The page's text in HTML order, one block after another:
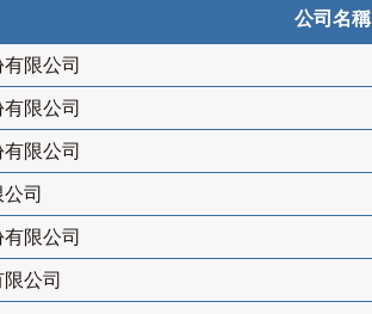
公司名稱
限公司
限公司
限公司
司
限公司
公司